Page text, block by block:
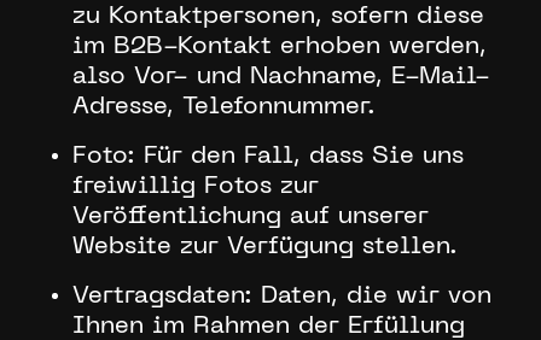
zu Kontaktpersonen, sofern diese
im B2B-Kontakt erhoben werden,
also Vor- und Nachname, E-Mail-
Adresse, Telefonnummer.
Foto: Für den Fall, dass Sie uns
freiwillig Fotos zur
Veröffentlichung auf unserer
Website zur Verfügung stellen.
Vertragsdaten: Daten, die wir von
Ihnen im Rahmen der Erfüllung